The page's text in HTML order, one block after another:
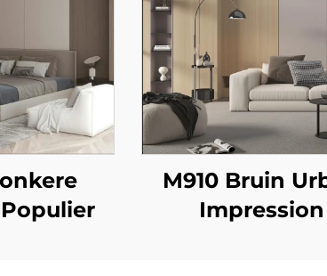
M910 Bruin
Impression